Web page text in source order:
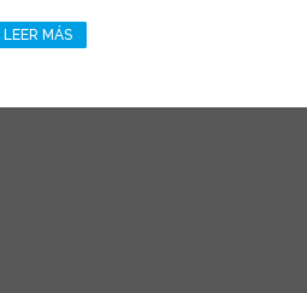
LEER MÁS